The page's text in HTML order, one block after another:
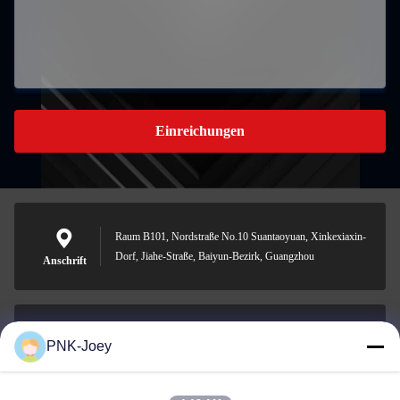
Einreichungen
Anschrift
Raum B101, Nordstraße No.10 Suantaoyuan, Xinkexiaxin-
Dorf, Jiahe-Straße, Baiyun-Bezirk, Guangzhou
E-Mail-Adresse
PNK-Joey